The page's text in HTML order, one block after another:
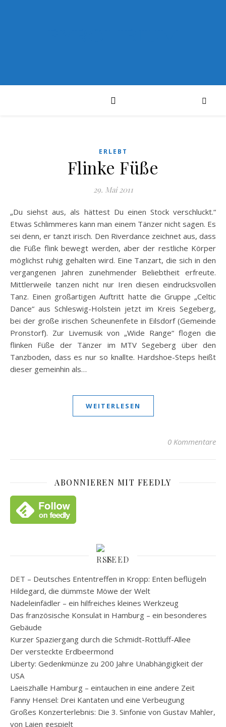
ERLEBT
Flinke Füße
29. Mai 2011
„Du siehst aus, als hättest Du einen Stock verschluckt.“
Etwas Schlimmeres kann man einem Tänzer nicht sagen. Es
sei denn, er tanzt irisch. Den Riverdance zeichnet aus, dass
die Füße flink bewegt werden, aber der restliche Körper
möglichst ruhig gehalten wird. Eine Tanzart, die sich in den
vergangenen Jahren zunehmender Beliebtheit erfreute.
Mittlerweile tanzen nicht nur Iren diesen eindrucksvollen
Tanz. Einen großartigen Auftritt hatte die Gruppe „Celtic
Dance“ aus Schleswig-Holstein jetzt im Kreis Segeberg,
bei der große irischen Scheunenfete in Eilsdorf (Gemeinde
Pronstorf). Zur Livemusik von „Wide Range“ flogen die
flinken Füße der Tänzer im MTV Segeberg über den
Tanzboden, dass es nur so knallte. Hardshoe-Steps heißt
dieser gemeinhin als…
WEITERLESEN
0 Kommentare
ABONNIEREN MIT FEEDLY
FEED
DET – Deutsches Ententreffen in Kropp: Enten beflügeln
Hildegard, die dümmste Möwe der Welt
Nadeleinfädler – ein hilfreiches kleines Werkzeug
Das französische Konsulat in Hamburg – ein besonderes
Gebäude
Kurzer Spaziergang durch die Schmidt-Rottluff-Allee
Der versteckte Erdbeermond
Liberty: Gedenkmünze zu 200 Jahre Unabhängigkeit der
USA
Laeiszhalle Hamburg – eintauchen in eine andere Zeit
Fanny Hensel: Drei Kantaten und eine Verbeugung
Großes Konzerterlebnis: Die 3. Sinfonie von Gustav Mahler,
von Laien gespielt